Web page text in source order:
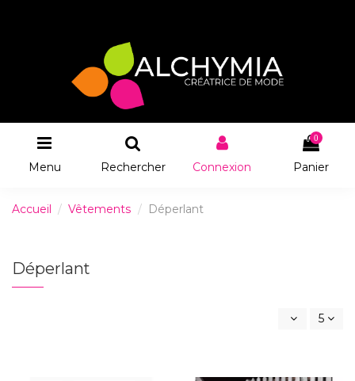
Menu Rechercher Connexion
0
Panier
Accueil Vêtements Déperlant
Déperlant
5